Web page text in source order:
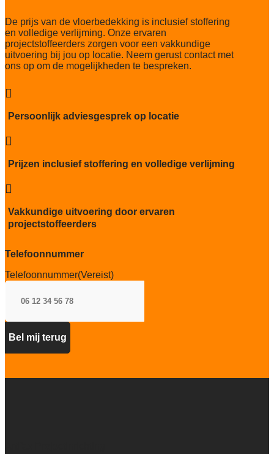
klasse 33 LC 2+ Rolstoel A
Thermische weerstand
0,079 m² K/W
Brandwerend
Bfl-S1
Project gebruik
zwaar
De prijs van de vloerbedekking is inclusief stoffering
en volledige verlijming. Onze ervaren
projectstoffeerders zorgen voor een vakkundige
uitvoering bij jou op locatie. Neem gerust contact met
ons op om de mogelijkheden te bespreken.

Persoonlijk adviesgesprek op locatie

Prijzen inclusief stoffering en volledige verlijming

Vakkundige uitvoering door ervaren
projectstoffeerders
Telefoonnummer
Telefoonnummer(Vereist)